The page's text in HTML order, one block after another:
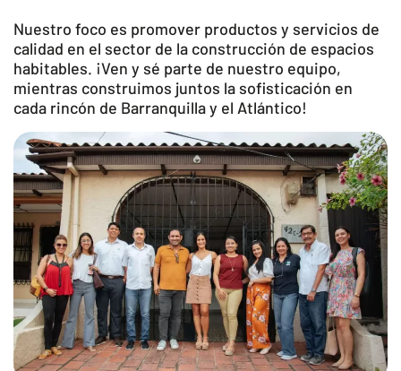
Nuestro foco es promover productos y servicios de
calidad en el sector de la construcción de espacios
habitables. ¡Ven y sé parte de nuestro equipo,
mientras construimos juntos la sofisticación en
cada rincón de Barranquilla y el Atlántico!